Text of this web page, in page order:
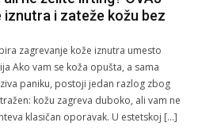
i zateže kožu bez
zagrevanje kože iznutra umesto
Ako vam se koža opušta, a sama
paniku, postoji jedan razlog zbog
kožu zagreva duboko, ali vam ne
klasičan oporavak. U estetskoj […]